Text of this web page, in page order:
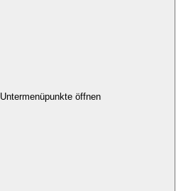
Untermenüpunkte öffnen